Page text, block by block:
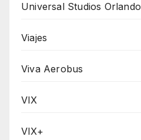
Universal Studios Orlando
Viajes
Viva Aerobus
VIX
VIX+